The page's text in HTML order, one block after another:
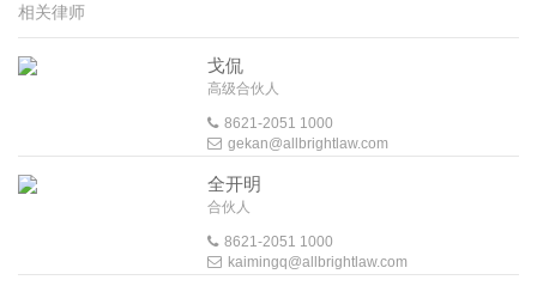
相关律师
戈侃
高级合伙人
8621-2051 1000
gekan@allbrightlaw.com
全开明
合伙人
8621-2051 1000
kaimingq@allbrightlaw.com